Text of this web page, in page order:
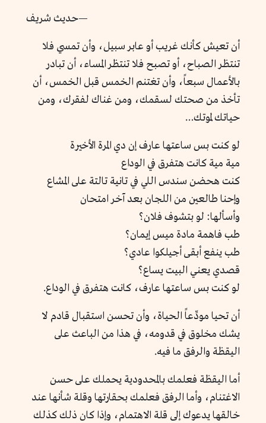
—حديث شريف
أن تعيش كأنك غريب أو عابر سبيل، وأن تمسي فلا
تنتظر الصباح، أو تصبح فلا تنتظر المساء، أن تبادر
بالأعمال سبعاً، وأن تغتنم الخمس قبل الخمس، أن
تأخذ من صحتك لسقمك، ومن غناك لفقرك، ومن
حياتك لموتك…
لو كنت بس ساعتها عارف إن دي المرة الأخيرة
مية مية كانت هتفرق في الوداع
كنت هحضن سندس اللي في تانية تالتة على المشاع
وإحنا طالعين من اللجان بعد آخر امتحان
وأسألها: لو بتشوف فلان؟
طب فاهمة مادة ميس إيمان؟
طب ينفع أبقى أجيلكوا عادي؟
قصدي يعني البيت يساع؟
لو كنت بس ساعتها عارف، كانت هتفرق في الوداع.
أن تحيا مودِّعاً الحياة، وأن تحسن استقبال قادم لا
يشك مخلوق في قدومه، في هذا من الباعث على
اليقظة والرفق ما فيه.
أما اليقظة فعلمك بالمحدودية يحملك على حسن
الاغتنام، وأما الرفق فعلمك بحقارتها وقلة شأنها عند
خالقها يدعوك إلى قلة الاهتمام، وإذا كان ذلك كذلك